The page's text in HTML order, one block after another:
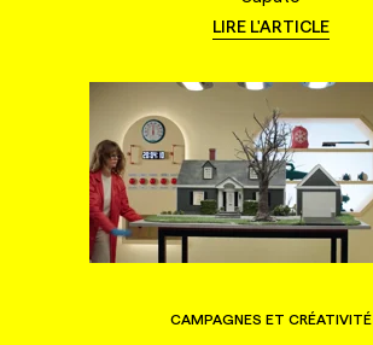
LIRE L'ARTICLE
CAMPAGNES ET CRÉATIVITÉ